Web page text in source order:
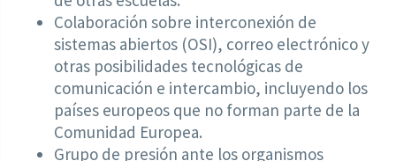
Colaboración sobre interconexión de
sistemas abiertos (OSI), correo electrónico y
otras posibilidades tecnológicas de
comunicación e intercambio, incluyendo los
países europeos que no forman parte de la
Comunidad Europea.
Grupo de presión ante los organismos